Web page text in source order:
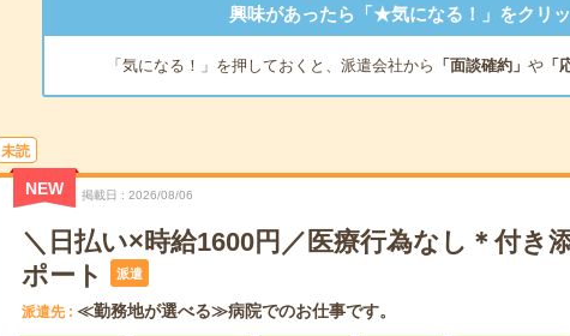
興味があったら「★気になる！」をクリッ
「気になる！」を押しておくと、派遣会社から 「面談確約」 や「
未読
NEW 掲載日 2026/08/06
＼日払い×時給1600円／医療行為なし＊付き
ポート
派遣
派遣先 ≪勤務地が選べる≫病院でのお仕事です。